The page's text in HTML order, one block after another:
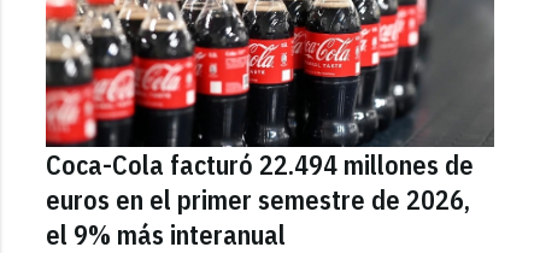
Coca-Cola facturó 22.494 millones de
euros en el primer semestre de 2026,
el 9% más interanual